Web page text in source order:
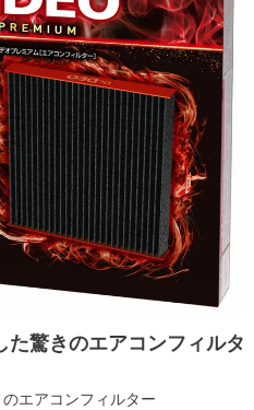
驚きのエアコンフィルタ
エアコンフィルター